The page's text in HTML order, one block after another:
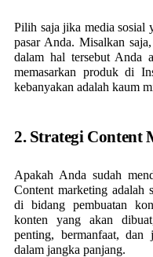
Pilih saja jika media sosial
pasar Anda. Misalkan
dalam hal tersebut Anda
memasarkan produk di
kebanyakan adalah kaum
2. Strategi Content
Apakah Anda sudah
Content marketing adalah
di bidang pembuatan
konten yang akan
penting, bermanfaat, dan
dalam jangka panjang.